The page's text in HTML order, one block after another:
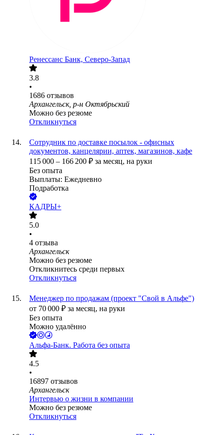
Ренессанс Банк, Северо-Запад
3.8
•
1686 отзывов
Архангельск, р-н Октябрьский
Можно без резюме
Откликнуться
Сотрудник по доставке посылок - офисных
документов, канцелярии, аптек, магазинов, кафе
115 000 – 166 200 ₽ за месяц, на руки
Без опыта
Выплаты: Ежедневно
Подработка
КАДРЫ+
5.0
•
4 отзыва
Архангельск
Можно без резюме
Откликнитесь среди первых
Откликнуться
Менеджер по продажам (проект "Свой в Альфе")
от 70 000 ₽ за месяц, на руки
Без опыта
Можно удалённо
Альфа-Банк. Работа без опыта
4.5
•
16897 отзывов
Архангельск
Интервью о жизни в компании
Можно без резюме
Откликнуться